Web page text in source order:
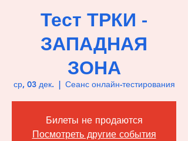
Тест ТРКИ -
ЗАПАДНАЯ
ЗОНА
ср, 03 дек. Сеанс онлайн-тестирования
Билеты не продаются
Посмотреть другие события